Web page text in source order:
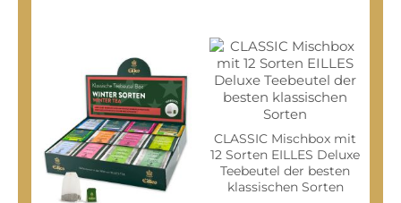
CLASSIC Mischbox mit
12 Sorten EILLES Deluxe
Teebeutel der besten
klassischen Sorten